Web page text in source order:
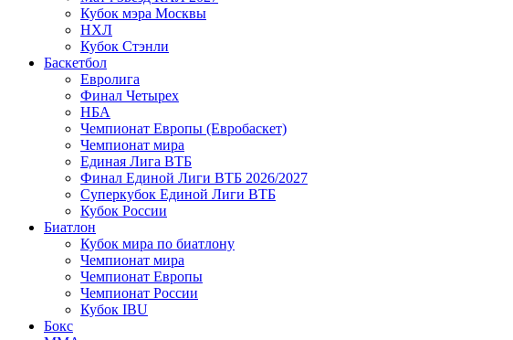
Кубок мэра Москвы
НХЛ
Кубок Стэнли
Баскетбол
Евролига
Финал Четырех
НБА
Чемпионат Европы (Евробаскет)
Чемпионат мира
Единая Лига ВТБ
Финал Единой Лиги ВТБ 2026/2027
Суперкубок Единой Лиги ВТБ
Кубок России
Биатлон
Кубок мира по биатлону
Чемпионат мира
Чемпионат Европы
Чемпионат России
Кубок IBU
Бокс